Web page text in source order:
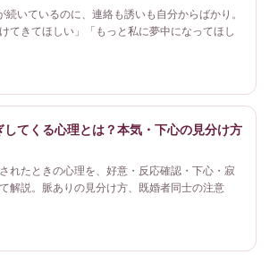
続いているのに、連絡も誘いも自分からばかり。
てきてほしい」「もっと私に夢中になってほし
してくる心理とは？本気・下心の見分け方
れたときの心理を、好意・反応確認・下心・寂
解説。脈ありの見分け方、既婚者同士の注意